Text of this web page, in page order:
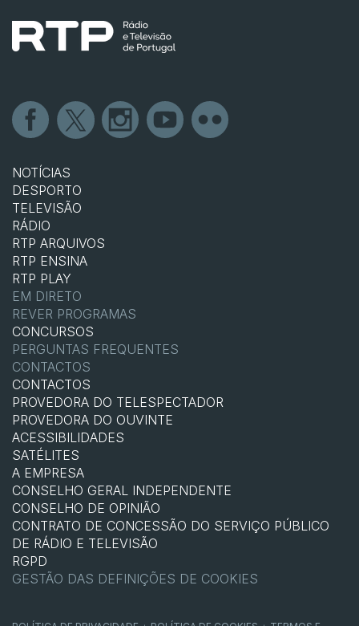
NOTÍCIAS
DESPORTO
TELEVISÃO
RÁDIO
RTP ARQUIVOS
RTP ENSINA
RTP PLAY
EM DIRETO
REVER PROGRAMAS
CONCURSOS
PERGUNTAS FREQUENTES
CONTACTOS
CONTACTOS
PROVEDORA DO TELESPECTADOR
PROVEDORA DO OUVINTE
ACESSIBILIDADES
SATÉLITES
A EMPRESA
CONSELHO GERAL INDEPENDENTE
CONSELHO DE OPINIÃO
CONTRATO DE CONCESSÃO DO SERVIÇO PÚBLICO
DE RÁDIO E TELEVISÃO
RGPD
GESTÃO DAS DEFINIÇÕES DE COOKIES